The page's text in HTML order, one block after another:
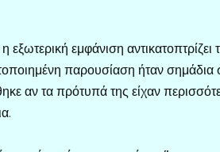
η εξωτερική εμφάνιση
παρουσίαση ήταν
αν τα πρότυπά της είχαν